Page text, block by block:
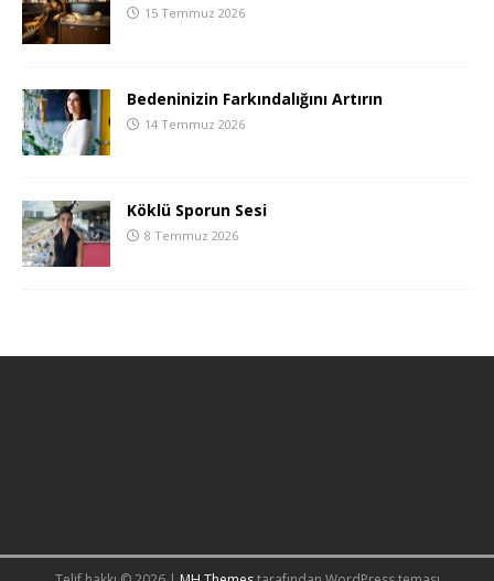
15 Temmuz 2026
Bedeninizin Farkındalığını Artırın
14 Temmuz 2026
Köklü Sporun Sesi
8 Temmuz 2026